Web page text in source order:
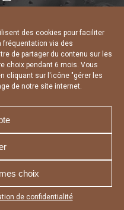
des cookies pour faciliter
fréquentation via des
de partager du contenu sur les
choix pendant 6 mois. Vous
cliquant sur l'icône "gérer les
de notre site internet.
choix
de confidentialité
de votre
DE CONFIDENTIALITÉ
DES COOKIES
WEB A3 WEB